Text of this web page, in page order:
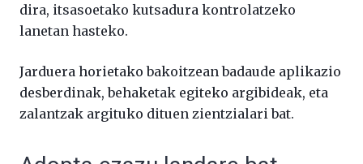
dira, itsasoetako kutsadura kontrolatzeko
lanetan hasteko.
Jarduera horietako bakoitzean badaude aplikazio
desberdinak, behaketak egiteko argibideak, eta
zalantzak argituko dituen zientzialari bat.